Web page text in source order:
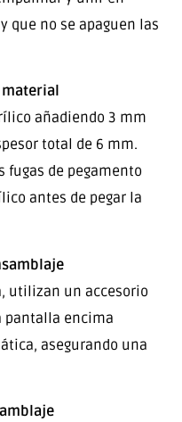
que no se apaguen las
añadiendo 3 mm
total de 6 mm.
fugas de pegamento
antes de pegar la
utilizan un accesorio
pantalla encima
asegurando una